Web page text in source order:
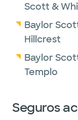
Scott &
Baylor
Hillcrest
Baylor
Templo
Seguros